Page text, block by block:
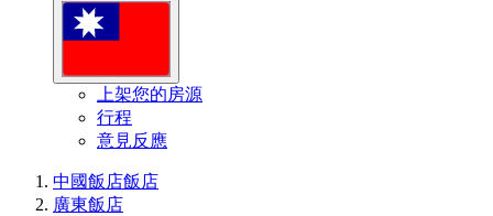
上架您的房源
行程
意見反應
中國飯店飯店
廣東飯店